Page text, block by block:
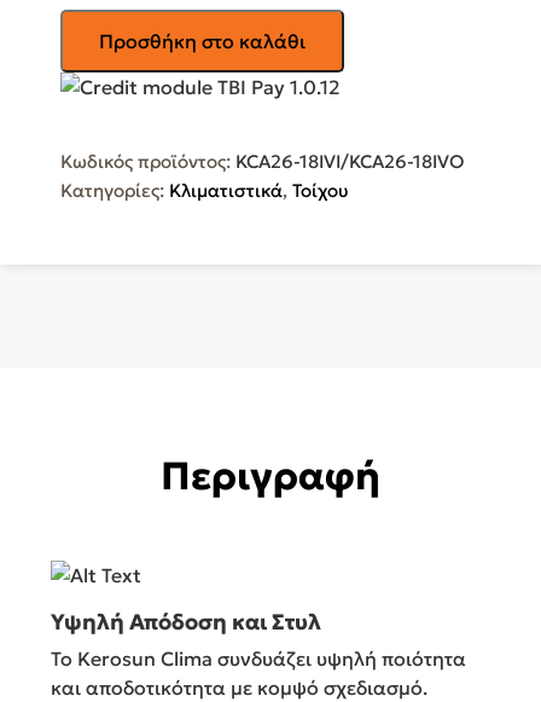
Clima
Κλιματιστικό
18IVO
ποσότητα
Προσθήκη στο καλάθι
Κωδικός προϊόντος: KCA26-18IVI/KCA26-18IVO
Κατηγορίες: Κλιματιστικά, Τοίχου
Περιγραφή
Υψηλή Απόδοση και Στυλ
Το Kerosun Clima συνδυάζει υψηλή ποιότητα
και αποδοτικότητα με κομψό σχεδιασμό.